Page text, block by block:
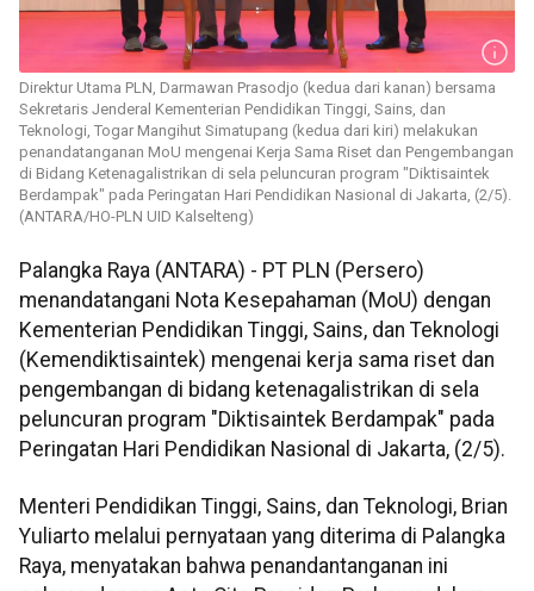
Direktur Utama PLN, Darmawan Prasodjo (kedua dari kanan) bersama
Sekretaris Jenderal Kementerian Pendidikan Tinggi, Sains, dan
Teknologi, Togar Mangihut Simatupang (kedua dari kiri) melakukan
penandatanganan MoU mengenai Kerja Sama Riset dan Pengembangan
di Bidang Ketenagalistrikan di sela peluncuran program "Diktisaintek
Berdampak" pada Peringatan Hari Pendidikan Nasional di Jakarta, (2/5).
(ANTARA/HO-PLN UID Kalselteng)
Palangka Raya (ANTARA) - PT PLN (Persero)
menandatangani Nota Kesepahaman (MoU) dengan
Kementerian Pendidikan Tinggi, Sains, dan Teknologi
(Kemendiktisaintek) mengenai kerja sama riset dan
pengembangan di bidang ketenagalistrikan di sela
peluncuran program "Diktisaintek Berdampak" pada
Peringatan Hari Pendidikan Nasional di Jakarta, (2/5).
Menteri Pendidikan Tinggi, Sains, dan Teknologi, Brian
Yuliarto melalui pernyataan yang diterima di Palangka
Raya, menyatakan bahwa penandantanganan ini